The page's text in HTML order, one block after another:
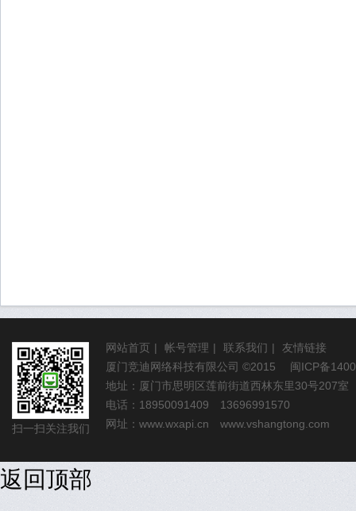
扫一扫关注我们
网站首页 | 帐号管理 | 联系我们 |
友情链接
厦门竞迪网络科技有限公司 ©2015 闽ICP备
地址：厦门市思明区莲前街道西林东里30号207室
电话：18950091409 13696991570
网址： www.wxapi.cn www.vshangtong.com
返回顶部